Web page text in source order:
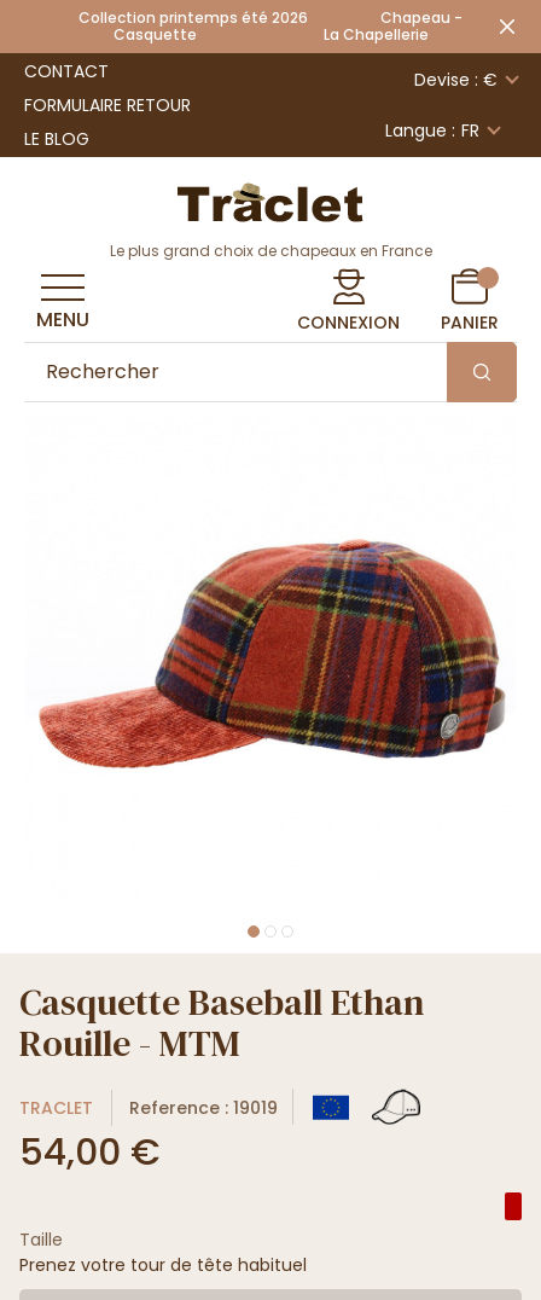
Collection printemps été 2026 Chapeau -
Casquette La Chapellerie
CONTACT
FORMULAIRE RETOUR
LE BLOG
Devise : €
Langue : FR
Le plus grand choix de chapeaux en France
CONNEXION PANIER
MENU
Casquette Baseball Ethan
Rouille - MTM
TRACLET Reference : 19019
54,00 €
Taille
Prenez votre tour de tête habituel